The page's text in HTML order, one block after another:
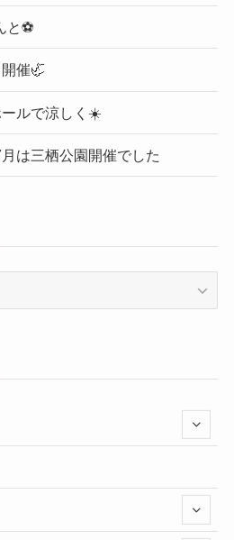
と⚽️
催🦏
ールで涼しく☀️
は三栖公園開催でした